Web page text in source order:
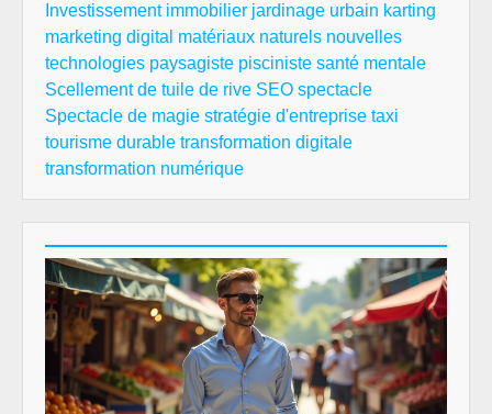
Investissement immobilier jardinage urbain karting
marketing digital matériaux naturels nouvelles
technologies paysagiste pisciniste santé mentale
Scellement de tuile de rive SEO spectacle
Spectacle de magie stratégie d'entreprise taxi
tourisme durable transformation digitale
transformation numérique